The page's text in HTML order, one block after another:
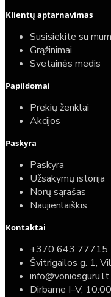
Klientų aptarnavimas
Susisiekite su
Grąžinimai
Svetainės medis
Papildomai
Prekių ženklai
Akcijos
Paskyra
Paskyra
Užsakymų istorija
Norų sąrašas
Naujienlaiškis
Kontaktai
+370 643 77715
Švitrigailos g. 1,
info@voniosguru.lt
Dirbame I–V,